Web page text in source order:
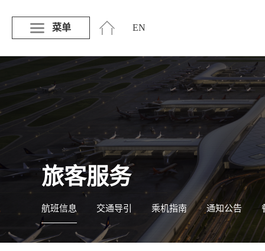
菜单 EN
旅客服务
航班信息 交通导引 乘机指南 通知公告